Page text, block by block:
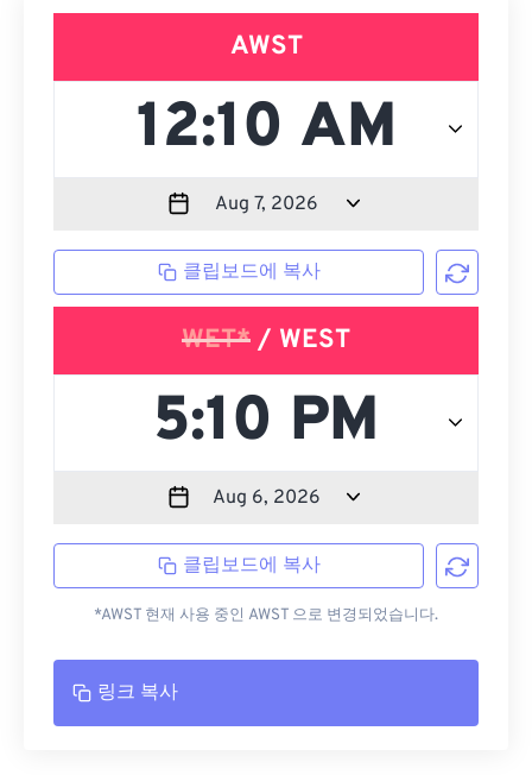
AWST
클립보드에 복사
WET* / WEST
클립보드에 복사
*AWST 현재 사용 중인 AWST 으로 변경되었습니다.
링크 복사